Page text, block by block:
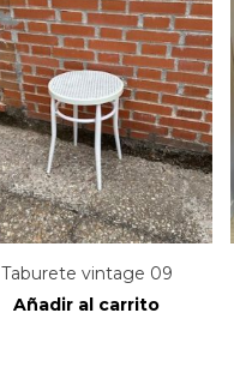
Taburete vintage 09
Añadir al carrito